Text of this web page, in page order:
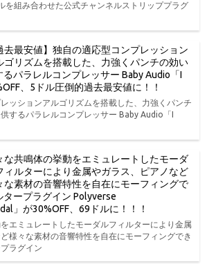
を組み合わせた公式チャンネルストリッププラグ
去最安値】独自の適応型コンプレッション
ゴリズムを搭載した、力強くパンチの効い
パラレルコンプレッサー Baby Audio「I
、5ドル圧倒的過去最安値に！！
ッションアルゴリズムを搭載した、力強くパンチ
するパラレルコンプレッサー Baby Audio「I
な共鳴体の挙動をエミュレートしたモーダ
ィルターにより金属やガラス、ピアノなど
な素材の音響特性を自在にモーフィングで
タープラグイン Polyverse
」が30%OFF、69ドルに！！！
エミュレートしたモーダルフィルターにより金属
様々な素材の音響特性を自在にモーフィングでき
ラグイン